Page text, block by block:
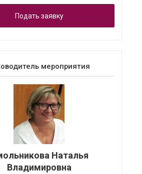
Подать заявку
мероприятия
Наталья
Владимировна